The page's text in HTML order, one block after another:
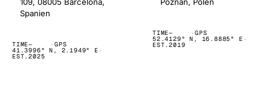
Spanien
TIME— ·GPS
41.3996° N, 2.1949° E ·
EST.2025
TIME— ·GPS
52.4129° N, 16.8885° E ·
EST.2019